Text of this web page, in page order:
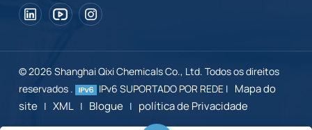
© 2026 Shanghai Qixi Chemicals Co., Ltd. Todos os direitos
reservados .
IPv6 SUPORTADO POR REDE | Mapa do
site | XML | Blogue | política de Privacidade